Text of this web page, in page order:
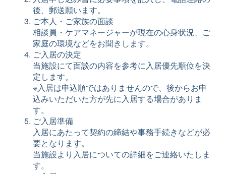
後、郵送願います。
ご本人・ご家族の面談
相談員・ケアマネージャーが現在の心身状況、ご
家庭の環境などをお聞きします。
ご入居の決定
当施設にて面談の内容を参考に入居優先順位を決
定します。
※入居は申込順ではありませんので、後からお申
込みいただいた方が先に入居する場合がありま
す。
ご入居準備
入居にあたって契約の締結や事務手続きなどが必
要となります。
当施設より入居についての詳細をご連絡いたしま
す。